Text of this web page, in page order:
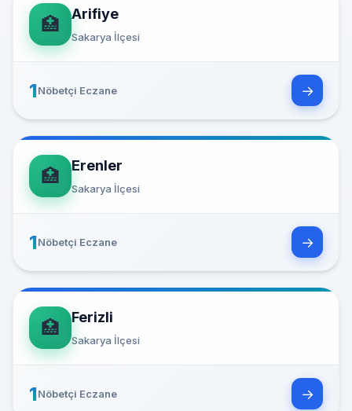
🏥 Arifiye
Sakarya İlçesi
1Nöbetçi Eczane →
🏥 Erenler
Sakarya İlçesi
1Nöbetçi Eczane →
🏥 Ferizli
Sakarya İlçesi
1Nöbetçi Eczane →